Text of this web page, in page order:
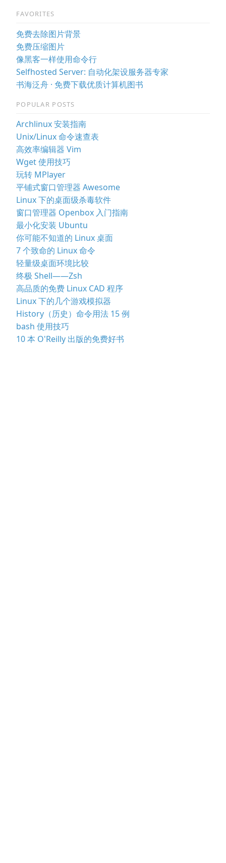
FAVORITES
免费去除图片背景
免费压缩图片
像黑客一样使用命令行
Selfhosted Server: 自动化架设服务器专家
书海泛舟 · 免费下载优质计算机图书
POPULAR POSTS
Archlinux 安装指南
Unix/Linux 命令速查表
高效率编辑器 Vim
Wget 使用技巧
玩转 MPlayer
平铺式窗口管理器 Awesome
Linux 下的桌面级杀毒软件
窗口管理器 Openbox 入门指南
最小化安装 Ubuntu
你可能不知道的 Linux 桌面
7 个致命的 Linux 命令
轻量级桌面环境比较
终极 Shell——Zsh
高品质的免费 Linux CAD 程序
Linux 下的几个游戏模拟器
History（历史）命令用法 15 例
bash 使用技巧
10 本 O'Reilly 出版的免费好书